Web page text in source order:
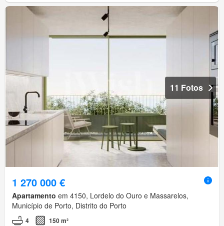
11 Fotos
1 270 000 €
Apartamento em 4150, Lordelo do Ouro e Massarelos,
Município de Porto, Distrito do Porto
4 150 m²